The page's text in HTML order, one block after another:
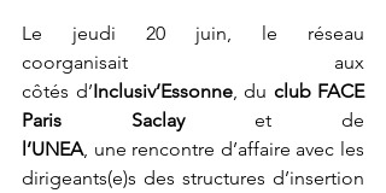
Le jeudi 20 juin, le réseau
coorganisait aux
côtés d’Inclusiv’Essonne, du club FACE
Paris Saclay
l’UNEA , une rencontre d’affaire avec les
dirigeants(e)s des structures d’insertion